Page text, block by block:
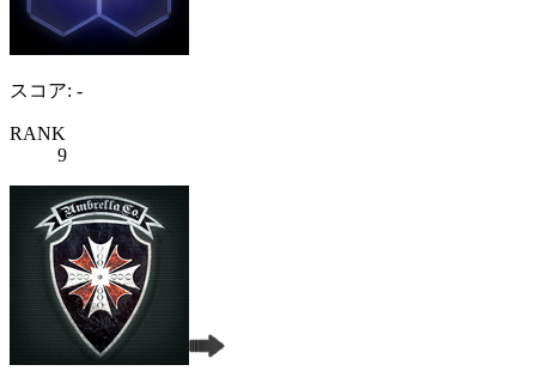
スコア: -
RANK
9